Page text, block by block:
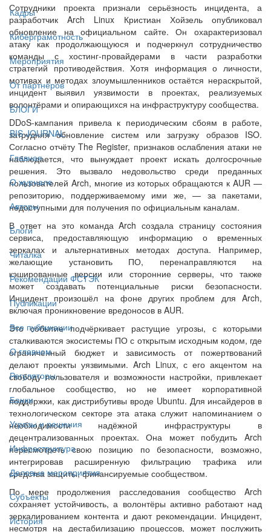
Кадры
Киберграмотность
Мероприятия
От партнёров
БЛОГИ
BIS JOURNAL
Главная
О журнале
Авторы
Блоги
Читалка
Рекомендации ФСТЭК
Публикации
Все публикации
О главном
Регуляторы
Банки
Угрозы и решения
Инфраструктура
Деловые мероприятия
Субъекты
История
Сотрудники проекта признали серьёзность инцидента, а
разработчик Arch Linux Кристиан Хойзель опубликовал
обновление на официальном сайте. Он охарактеризовал
атаку как продолжающуюся и подчеркнул сотрудничество
команды с хостинг-провайдерами в части разработки
стратегий противодействия. Хотя информация о личности,
мотивах и методах злоумышленников остаётся нераскрытой,
инцидент выявил уязвимости в проектах, реализуемых
волонтёрами и опирающихся на инфраструктуру сообщества.
DDoS-кампания привела к периодическим сбоям в работе,
затрудняя обновление систем или загрузку образов ISO.
Согласно отчёту The Register, признаков ослабления атаки не
наблюдается, что вынуждает проект искать долгосрочные
решения. Это вызвало недовольство среди преданных
пользователей Arch, многие из которых обращаются к AUR —
репозиторию, поддерживаемому ими же, — за пакетами,
недоступными для получения по официальным каналам.
В ответ на это команда Arch создала страницу состояния
сервиса, предоставляющую информацию о временных
зеркалах и альтернативных методах доступа. Например,
желающие установить ПО, перенаправляются на
кэшированные версии или сторонние серверы, что также
может создавать потенциальные риски безопасности.
Инцидент произошёл на фоне других проблем для Arch,
включая проникновение вредоносов в AUR.
Это событие подчёркивает растущие угрозы, с которыми
сталкиваются экосистемы ПО с открытым исходным кодом, где
ограниченный бюджет и зависимость от пожертвований
делают проекты уязвимыми. Arch Linux, с его акцентом на
свободу пользователя и возможности настройки, привлекает
глобальное сообщество, но не имеет корпоративной
поддержки, как дистрибутивы вроде Ubuntu. Для инсайдеров в
технологическом секторе эта атака служит напоминанием о
необходимости надёжной инфраструктуры в
децентрализованных проектах. Она может побудить Arch
пересмотреть свою позицию по безопасности, возможно,
интегрировав расширенную фильтрацию трафика или
средства защиты, финансируемые сообществом.
По мере продолжения расследования сообщество Arch
сохраняет устойчивость, а волонтёры активно работают над
зеркалированием контента и дают рекомендации. Инцидент,
несмотря на дестабилизацию процессов, может послужить